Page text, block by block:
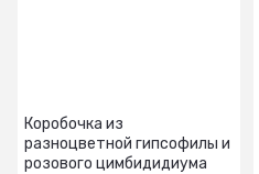
Коробочка из
разноцветной гипсофилы и
розового цимбидидиума